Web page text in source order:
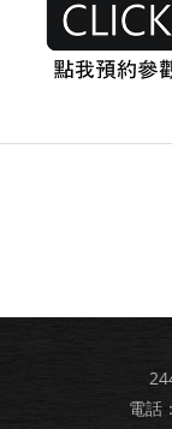
電話